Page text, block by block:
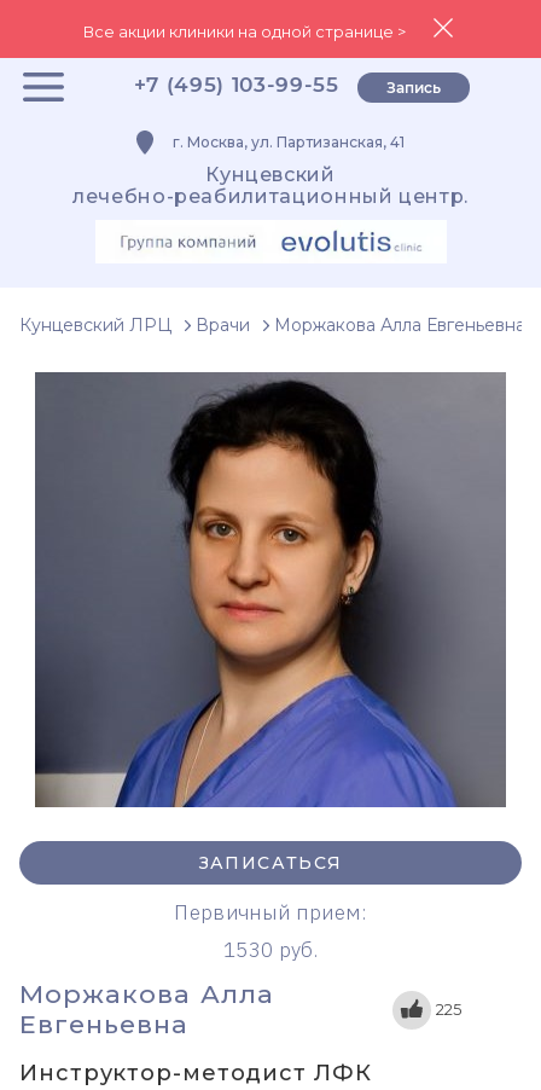
Все акции клиники на одной странице >
+7 (495) 103-99-55 Запись
г. Москва, ул. Партизанская, 41
Кунцевский
лечебно-реабилитационный центр.
Кунцевский ЛРЦ Врачи Моржакова Алла Евгеньевна
ЗАПИСАТЬСЯ
Первичный прием:
1530 руб.
Моржакова Алла
Евгеньевна
225
Инструктор-методист ЛФК